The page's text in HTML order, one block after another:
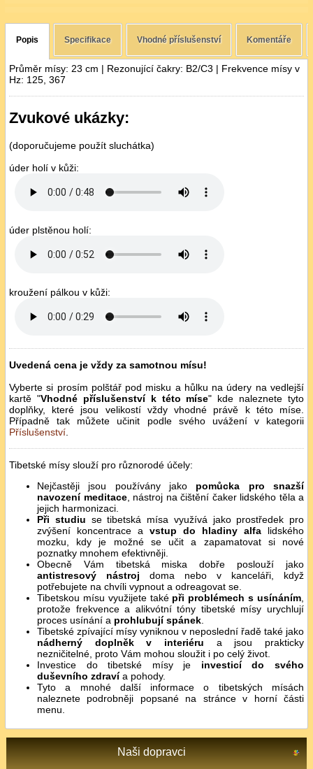
Naši dopravci
Popis Specifikace Vhodné příslušenství Komentáře
Průměr mísy: 23 cm | Rezonující čakry: B2/C3 | Frekvence mísy v
Hz: 125, 367
Zvukové ukázky:
(doporučujeme použít sluchátka)
úder holí v kůži:
úder plstěnou holí:
kroužení pálkou v kůži:
Uvedená cena je vždy za samotnou mísu!
Vyberte si prosím polštář pod misku a hůlku na údery na vedlejší
kartě "Vhodné příslušenství k této míse" kde naleznete tyto
doplňky, které jsou velikostí vždy vhodné právě k této míse.
Případně tak můžete učinit podle svého uvážení v kategorii
Příslušenství.
Tibetské mísy slouží pro různorodé účely:
Nejčastěji jsou používány jako pomůcka pro snazší
navození meditace, nástroj na čištění čaker lidského těla a
jejich harmonizaci.
Při studiu se tibetská mísa využívá jako prostředek pro
zvýšení koncentrace a vstup do hladiny alfa lidského
mozku, kdy je možné se učit a zapamatovat si nové
poznatky mnohem efektivněji.
Obecně Vám tibetská miska dobře poslouží jako
antistresový nástroj doma nebo v kanceláři, když
potřebujete na chvíli vypnout a odreagovat se.
Tibetskou mísu využijete také při problémech s usínáním,
protože frekvence a alikvótní tóny tibetské mísy urychlují
proces usínání a prohlubují spánek.
Tibetské zpívající mísy vyniknou v neposlední řadě také jako
nádherný doplněk v interiéru a jsou prakticky
nezničitelné, proto Vám mohou sloužit i po celý život.
Investice do tibetské mísy je investicí do svého
duševního zdravía pohody.
Tyto a mnohé další informace o tibetských mísách
naleznete podrobněji popsané na stránce v horní části
menu.